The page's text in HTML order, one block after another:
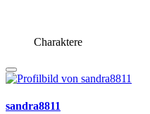
Charaktere
sandra8811